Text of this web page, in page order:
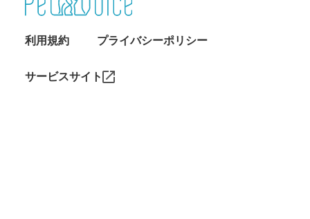
利用規約 プライバシーポリシー
サービスサイト